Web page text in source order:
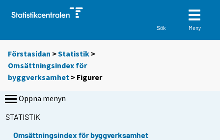
Sök Meny
Förstasidan >Statistik >
Omsättningsindex för
byggverksamhet > Figurer
Öppna menyn
STATISTIK
Omsättningsindex för byggverksamhet